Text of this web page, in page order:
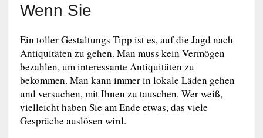
Wenn Sie
Ein toller Gestaltungs Tipp ist es, auf die Jagd nach
Antiquitäten zu gehen. Man muss kein Vermögen
bezahlen, um interessante Antiquitäten zu
bekommen. Man kann immer in lokale Läden gehen
und versuchen, mit Ihnen zu tauschen. Wer weiß,
vielleicht haben Sie am Ende etwas, das viele
Gespräche auslösen wird.